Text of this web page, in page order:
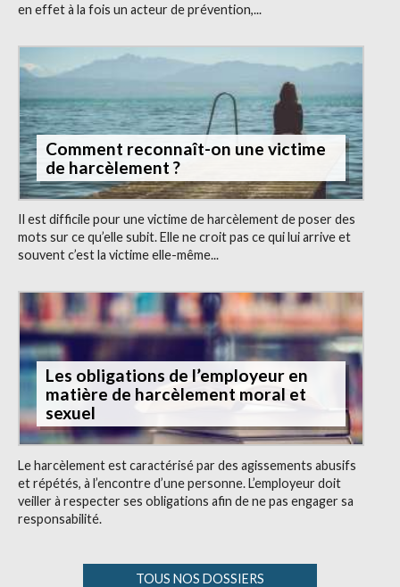
en effet à la fois un acteur de prévention,...
Comment reconnaît-on une victime
de harcèlement ?
Il est difficile pour une victime de harcèlement de poser des
mots sur ce qu’elle subit. Elle ne croit pas ce qui lui arrive et
souvent c’est la victime elle-même...
Les obligations de l’employeur en
matière de harcèlement moral et
sexuel
Le harcèlement est caractérisé par des agissements abusifs
et répétés, à l’encontre d’une personne. L’employeur doit
veiller à respecter ses obligations afin de ne pas engager sa
responsabilité.
TOUS NOS DOSSIERS